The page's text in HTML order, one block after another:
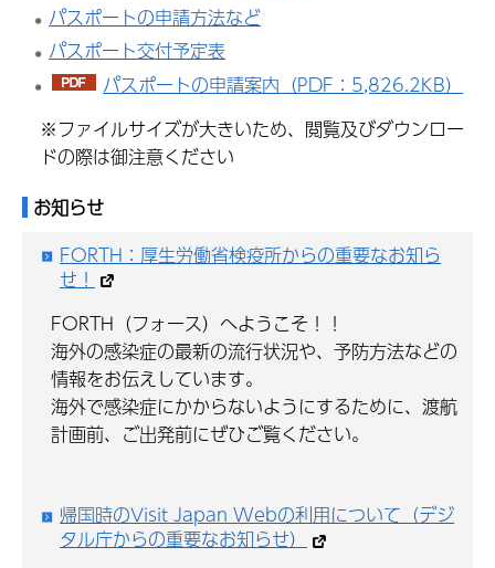
パスポートの申請方法など
パスポート交付予定表
パスポートの申請案内（PDF：5,826.2KB）
※ファイルサイズが大きいため、閲覧及びダウンロー
ドの際は御注意ください
お知らせ
FORTH：厚生労働省検疫所からの重要なお知ら
せ！
FORTH（フォース）へようこそ！！
海外の感染症の最新の流行状況や、予防方法などの
情報をお伝えしています。
海外で感染症にかからないようにするために、渡航
計画前、ご出発前にぜひご覧ください。
帰国時のVisit Japan Webの利用について（デジ
タル庁からの重要なお知らせ）